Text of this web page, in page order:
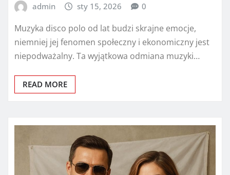
admin sty 15, 2026 0
Muzyka disco polo od lat budzi skrajne emocje,
niemniej jej fenomen społeczny i ekonomiczny jest
niepodważalny. Ta wyjątkowa odmiana muzyki…
READ MORE